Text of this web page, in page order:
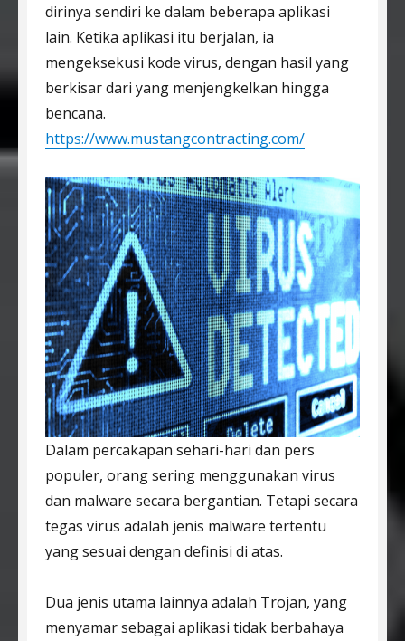
dirinya sendiri ke dalam beberapa aplikasi
lain. Ketika aplikasi itu berjalan, ia
mengeksekusi kode virus, dengan hasil yang
berkisar dari yang menjengkelkan hingga
bencana.
https://www.mustangcontracting.com/
Dalam percakapan sehari-hari dan pers
populer, orang sering menggunakan virus
dan malware secara bergantian. Tetapi secara
tegas virus adalah jenis malware tertentu
yang sesuai dengan definisi di atas.
Dua jenis utama lainnya adalah Trojan, yang
menyamar sebagai aplikasi tidak berbahaya